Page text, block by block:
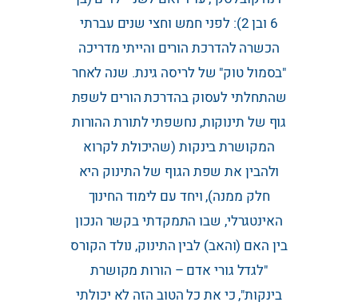
6 ובן 2): לפני חמש וחצי שנים עברתי
הכשרה להדרכת הורים והייתי מדריכה
"בסמול טוק" של לריסה גינת. שנה לאחר
שהתחלתי לעסוק בהדרכת הורים לשפת
גוף של תינוקות, נחשפתי לתורת ההורות
המקושרת בינקות (שהיכולת לקרוא
ולהבין את שפת הגוף של התינוק היא
חלק ממנה), ויחד עם לימוד החינוך
האינטגרלי, שבו התמקדתי בקשר הנכון
בין האם (והאב) לבין התינוק, נולד הקורס
"לגדל גורי אדם – הורות מקושרת
בינקות", כי את כל הטוב הזה לא יכולתי